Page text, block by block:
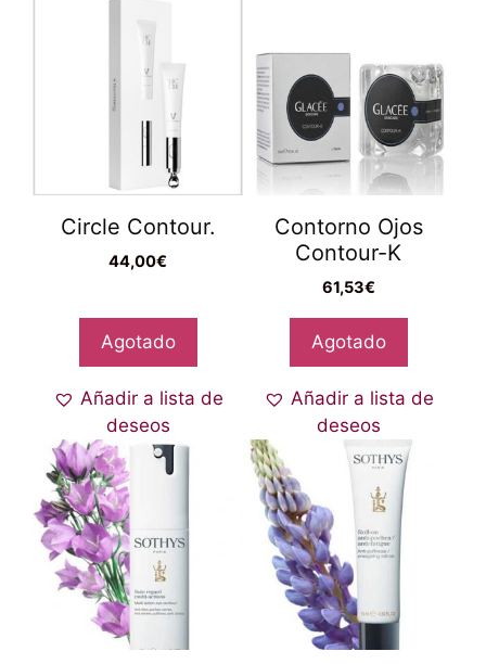
Circle Contour.
44,00€
Agotado
Añadir a lista de
deseos
Contorno Ojos
Contour-K
61,53€
Agotado
Añadir a lista de
deseos